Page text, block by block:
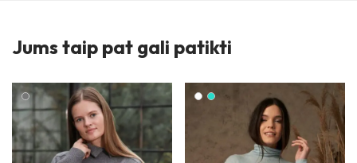
Jums taip pat gali patikti